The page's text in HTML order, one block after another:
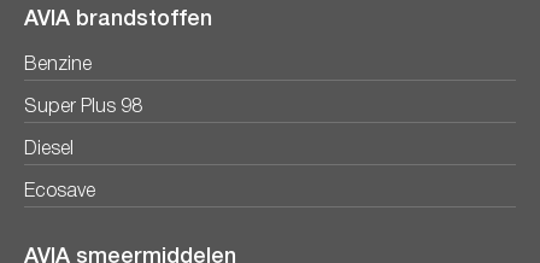
AVIA brandstoffen
Benzine
Super Plus 98
Diesel
Ecosave
AVIA smeermiddelen